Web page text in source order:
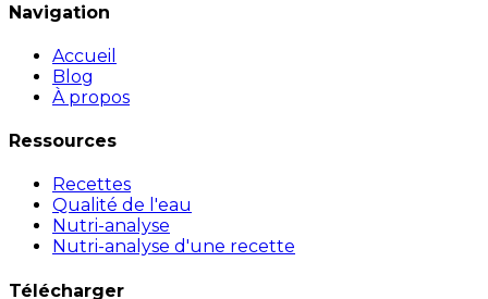
Navigation
Accueil
Blog
À propos
Ressources
Recettes
Qualité de l'eau
Nutri-analyse
Nutri-analyse d'une recette
Télécharger